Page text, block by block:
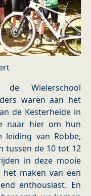
Wielerschool
waren aan het
de Kesterheide in
naar hier om hun
van Robbe,
tussen de 10 tot 12
in deze mooie
maken van een
enthousiast. En